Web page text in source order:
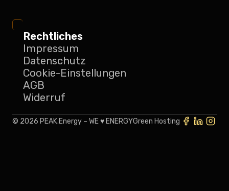
Rechtliches
Impressum
Datenschutz
Cookie-Einstellungen
AGB
Widerruf
© 2026 PEAK.Energy – WE ♥️ ENERGYGreen Hosting